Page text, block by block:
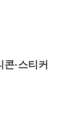
·스티커